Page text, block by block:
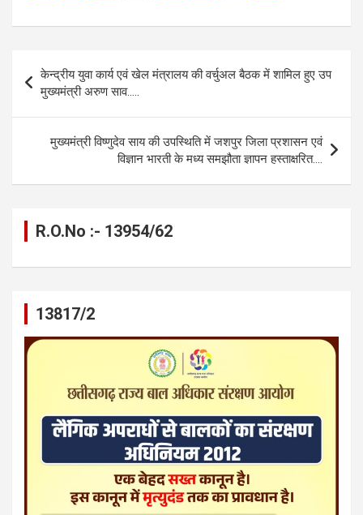
ce
b
o
o
k
se
g
er
at
s
A
p
p
e
gr
a
m
ail py
Li
n
k
ar
e
Post
navigation
केन्द्रीय युवा कार्य एवं खेल मंत्रालय की वर्चुअल बैठक में शामिल हुए उप
मुख्यमंत्री अरुण साव…..
मुख्यमंत्री विष्णुदेव साय की उपस्थिति में जशपुर जिला प्रशासन एवं
विज्ञान भारती के मध्य समझौता ज्ञापन हस्ताक्षरित….
R.O.No :- 13954/62
13817/2